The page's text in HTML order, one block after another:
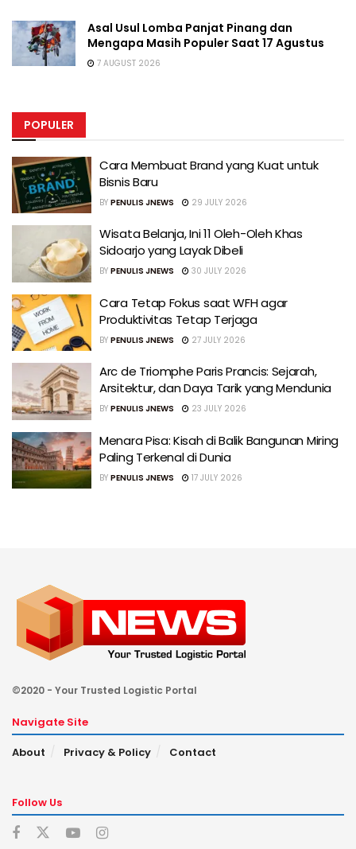
Asal Usul Lomba Panjat Pinang dan
Mengapa Masih Populer Saat 17 Agustus
7 AUGUST 2026
POPULER
Cara Membuat Brand yang Kuat untuk
Bisnis Baru
BY PENULIS JNEWS 29 JULY 2026
Wisata Belanja, Ini 11 Oleh-Oleh Khas
Sidoarjo yang Layak Dibeli
BY PENULIS JNEWS 30 JULY 2026
Cara Tetap Fokus saat WFH agar
Produktivitas Tetap Terjaga
BY PENULIS JNEWS 27 JULY 2026
Arc de Triomphe Paris Prancis: Sejarah,
Arsitektur, dan Daya Tarik yang Mendunia
BY PENULIS JNEWS 23 JULY 2026
Menara Pisa: Kisah di Balik Bangunan Miring
Paling Terkenal di Dunia
BY PENULIS JNEWS 17 JULY 2026
©2020 - Your Trusted Logistic Portal
Navigate Site
About
Privacy & Policy Contact
Follow Us